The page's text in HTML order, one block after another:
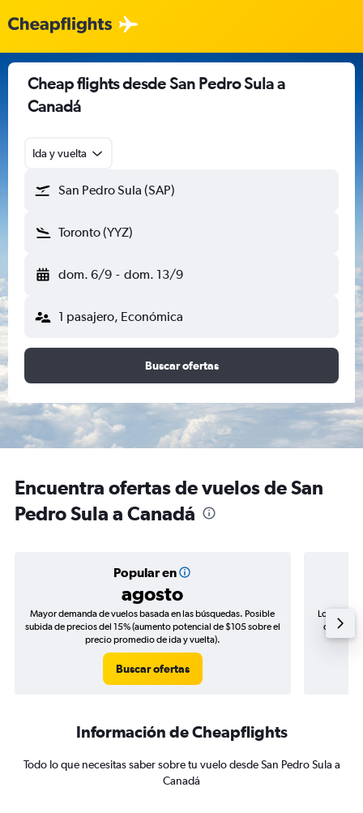
Cheap flights desde San Pedro Sula a
Canadá
Ida y vuelta
San Pedro Sula (SAP)
Toronto (YYZ)
dom. 6/9 - dom. 13/9
1 pasajero, Económica
Buscar ofertas
Encuentra ofertas de vuelos de San
Pedro Sula a Canadá
Popular en
agosto
Mayor demanda de vuelos basada en las búsquedas. Posible
subida de precios del 15% (aumento potencial de $105 sobre el
precio promedio de ida y vuelta).
Buscar ofertas
Los
de
Información de Cheapflights
Todo lo que necesitas saber sobre tu vuelo desde San Pedro Sula a
Canadá